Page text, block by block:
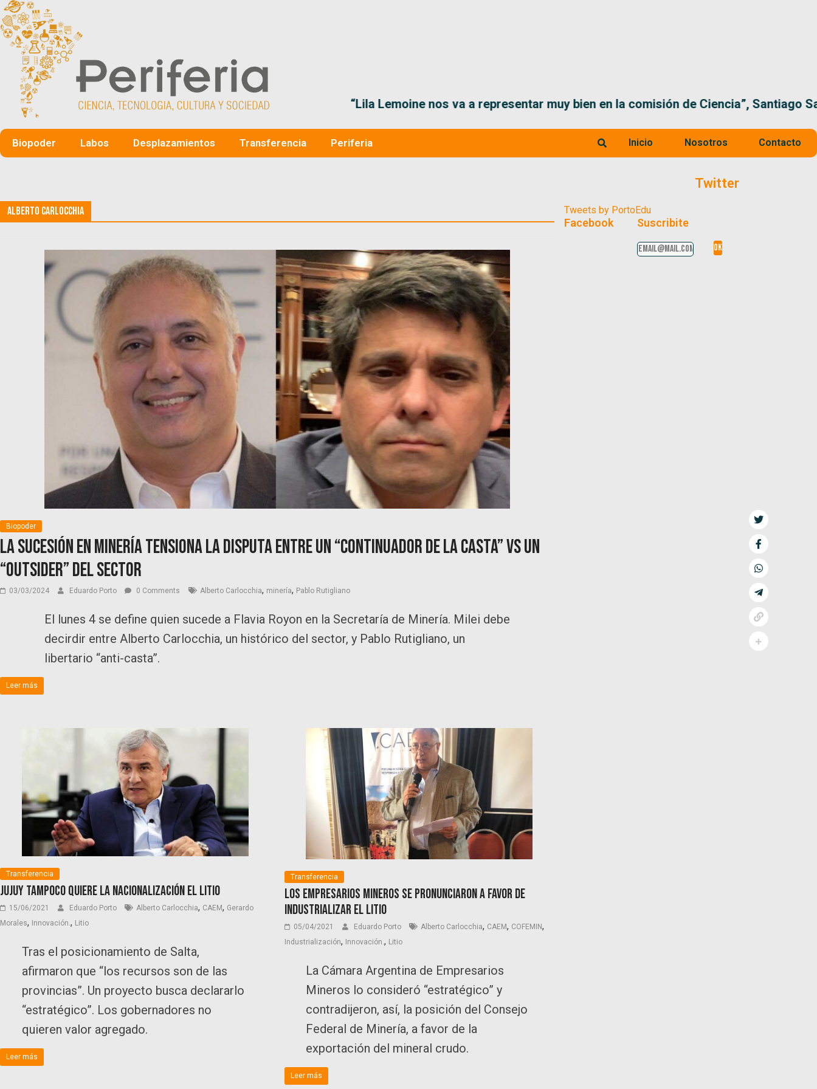
“Lila Lemoine nos va a representar muy bien en la comisión de Ciencia”, Santiago Santurio
Biopoder Labos Desplazamientos Transferencia Periferia Inicio Nosotros Contacto
Alberto Carlocchia
Biopoder
La sucesión en Minería tensiona la disputa entre Un “continuador de la casta” vs un
“outsider” del sector
03/03/2024 Eduardo Porto 0 Comments Alberto Carlocchia, minería, Pablo Rutigliano
El lunes 4 se define quien sucede a Flavia Royon en la Secretaría de Minería. Milei debe
decirdir entre Alberto Carlocchia, un histórico del sector, y Pablo Rutigliano, un
libertario “anti-casta”.
Leer más
Transferencia
Jujuy tampoco quiere la nacionalización el litio
15/06/2021 Eduardo Porto Alberto Carlocchia, CAEM, Gerardo
Morales, Innovación., Litio
Tras el posicionamiento de Salta,
afirmaron que “los recursos son de las
provincias”. Un proyecto busca declararlo
“estratégico”. Los gobernadores no
quieren valor agregado.
Leer más
Transferencia
Los empresarios mineros se pronunciaron a favor de
industrializar el litio
05/04/2021 Eduardo Porto Alberto Carlocchia, CAEM, COFEMIN,
Industrialización, Innovación., Litio
La Cámara Argentina de Empresarios
Mineros lo consideró “estratégico” y
contradijeron, así, la posición del Consejo
Federal de Minería, a favor de la
exportación del mineral crudo.
Leer más
Twitter
Tweets by PortoEdu
Facebook Suscribite